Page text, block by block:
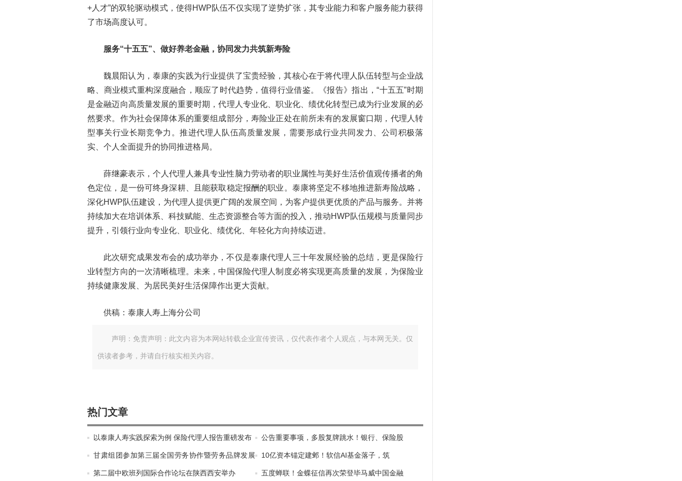
+人才”的双轮驱动模式，使得HWP队伍不仅实现了逆势扩张，其专业能力和客户服务能力获得
了市场高度认可。
服务“十五五”、做好养老金融，协同发力共筑新寿险
魏晨阳认为，泰康的实践为行业提供了宝贵经验，其核心在于将代理人队伍转型与企业战
略、商业模式重构深度融合，顺应了时代趋势，值得行业借鉴。《报告》指出，“十五五”时期
是金融迈向高质量发展的重要时期，代理人专业化、职业化、绩优化转型已成为行业发展的必
然要求。作为社会保障体系的重要组成部分，寿险业正处在前所未有的发展窗口期，代理人转
型事关行业长期竞争力。推进代理人队伍高质量发展，需要形成行业共同发力、公司积极落
实、个人全面提升的协同推进格局。
薛继豪表示，个人代理人兼具专业性脑力劳动者的职业属性与美好生活价值观传播者的角
色定位，是一份可终身深耕、且能获取稳定报酬的职业。泰康将坚定不移地推进新寿险战略，
深化HWP队伍建设，为代理人提供更广阔的发展空间，为客户提供更优质的产品与服务。并将
持续加大在培训体系、科技赋能、生态资源整合等方面的投入，推动HWP队伍规模与质量同步
提升，引领行业向专业化、职业化、绩优化、年轻化方向持续迈进。
此次研究成果发布会的成功举办，不仅是泰康代理人三十年发展经验的总结，更是保险行
业转型方向的一次清晰梳理。未来，中国保险代理人制度必将实现更高质量的发展，为保险业
持续健康发展、为居民美好生活保障作出更大贡献。
供稿：泰康人寿上海分公司
声明：免责声明：此文内容为本网站转载企业宣传资讯，仅代表作者个人观点，与本网无关。仅
供读者参考，并请自行核实相关内容。
热门文章
以泰康人寿实践探索为例 保险代理人报告重磅发布
甘肃组团参加第三届全国劳务协作暨劳务品牌发展
大会
第二届中欧班列国际合作论坛在陕西西安举办
公告重要事项，多股复牌跳水！银行、保险股
10亿资本锚定建邺！软信AI基金落子，筑
五度蝉联！金蝶征信再次荣登毕马威中国金融